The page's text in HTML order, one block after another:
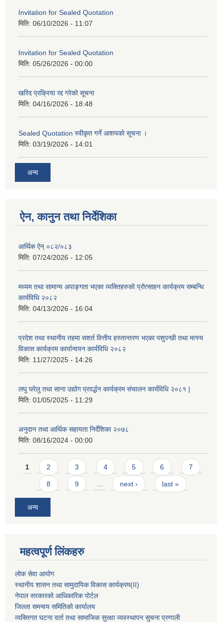
Invitation for Sealed Quotation
मिति: 06/10/2026 - 11:07
Invitation for Sealed Quotation
मिति: 05/26/2026 - 00:00
खरिद प्रक्रिया रद्द गरेको सूचना
मिति: 04/16/2026 - 18:48
Sealed Quotation स्वीकृत गर्ने आशयको सूचना ।
मिति: 03/19/2026 - 14:01
अन्य
ऐन, कानुन तथा निर्देशिका
आर्थिक ऐन् ०८२/०८३
मिति: 07/24/2026 - 12:05
मध्यम तथा सामान्य अपाङ्गता भएका व्यक्तिहरुको प्रोत्साहन कार्यक्रम सम्बन्धि
कार्यविधि २०८२
मिति: 04/13/2026 - 16:04
प्रदेश तथा स्थानीय तहमा सशर्त वित्तीय हस्तान्तरण भएका पशुपन्छी तथा मत्स्य
विकास कार्यक्रम कार्यान्वयन कार्यविधि २०८२
मिति: 11/27/2025 - 14:26
लघु घरेलु तथा साना उद्योग प्रवर्द्धन कार्यक्रम संचालन कार्यविधि २०८१ |
मिति: 01/05/2025 - 11:29
अनुदान तथा आर्थिक सहायता निर्देशिका २०७८
मिति: 08/16/2024 - 00:00
Pages
1 2 3 4 5 6 7
8 9 … next › last »
अन्य
महत्वपूर्ण लिंकहरु
लोक सेवा आयोग
स्थानीय शासन तथा सामुदायिक विकास कार्यक्रम(II)
नेपाल सरकारको आधिकारिक पोर्टल
जिल्ला समन्वय समितिको कार्यालय
व्यक्तिगत घटना दर्ता तथा सामाजिक सुरक्षा व्यवस्थापन सुचना प्रणाली